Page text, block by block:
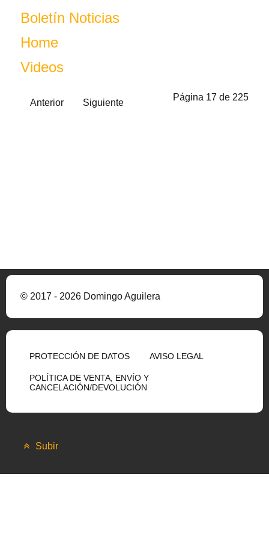
Boletín Noticias
Home
Videos
Página 17 de 225
Anterior Siguiente
© 2017 - 2026 Domingo Aguilera
PROTECCIÓN DE DATOS AVISO LEGAL
POLÍTICA DE VENTA, ENVÍO Y
CANCELACIÓN/DEVOLUCIÓN
Subir